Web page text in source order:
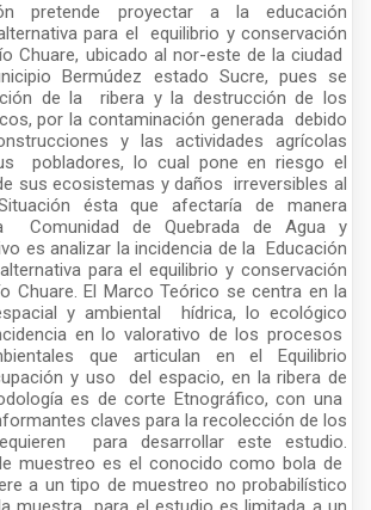
pretende proyectar a la educación
para el equilibrio y conservación
Chuare, ubicado al nor-este de la ciudad
Bermúdez estado Sucre, pues se
de la ribera y la destrucción de los
por la contaminación generada debido
y las actividades agrícolas
pobladores, lo cual pone en riesgo el
sus ecosistemas y daños irreversibles al
ésta que afectaría de manera
Comunidad de Quebrada de Agua y
es analizar la incidencia de la Educación
para el equilibrio y conservación
Chuare. El Marco Teórico se centra en la
y ambiental hídrica, lo ecológico
en lo valorativo de los procesos
que articulan en el Equilibrio
y uso del espacio, en la ribera de
es de corte Etnográfico, con una
claves para la recolección de los
para desarrollar este estudio.
muestreo es el conocido como bola de
a un tipo de muestreo no probabilístico